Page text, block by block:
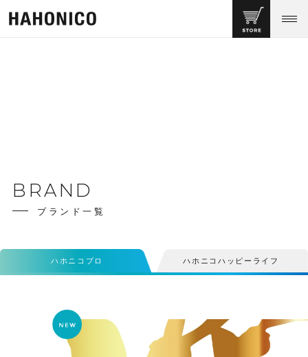
BRAND
ブランド一覧
ハホニコプロ ハホニコハッピーライフ